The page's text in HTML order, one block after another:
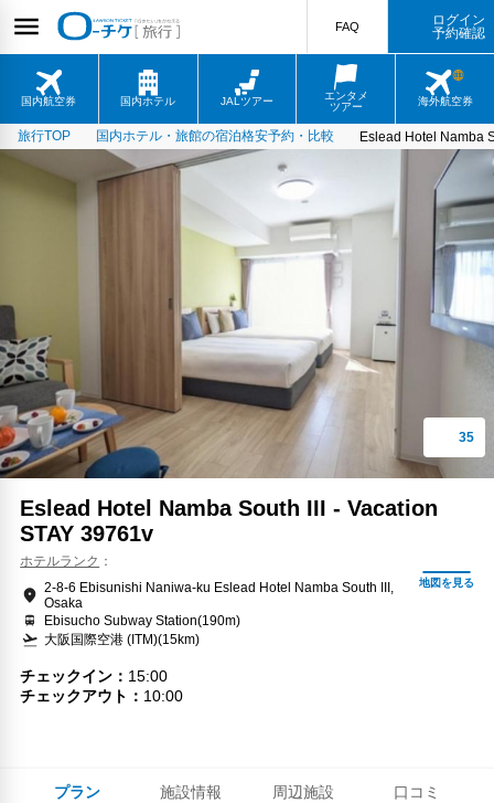
国内航空券 国内ホテル JALツアー
エンタメ
ツアー
海外航空券
FAQ
ログイン
予約確認
旅行TOP 国内ホテル・旅館の宿泊格安予約・比較 Eslead Hotel Namba
プラン 施設情報 周辺施設 口コミ
Eslead Hotel Namba South III - Vacation
STAY 39761v
ホテルランク
2-8-6 Ebisunishi Naniwa-ku Eslead Hotel Namba South III,
Osaka
Ebisucho Subway Station(190m)
大阪国際空港 (ITM)(15km)
チェックイン
15:00
チェックアウト
10:00